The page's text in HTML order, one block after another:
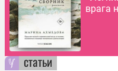
врага
статьи